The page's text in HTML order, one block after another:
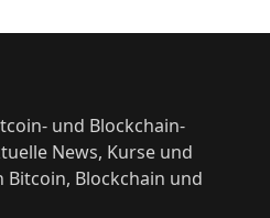
und Blockchain-
News, Kurse und
Bitcoin, Blockchain und